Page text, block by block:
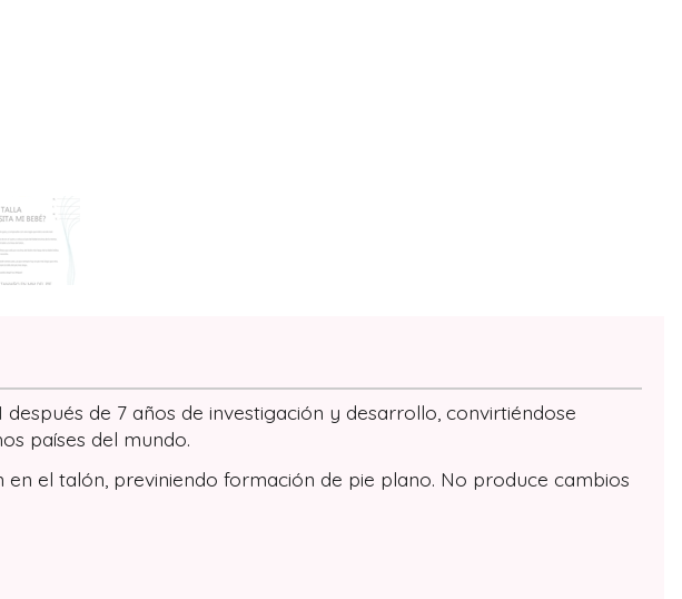
de 7 años de investigación y desarrollo, convirtiéndose
países del mundo.
el talón, previniendo formación de pie plano. No produce cambios